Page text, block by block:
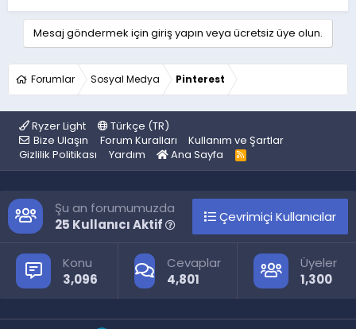
Mesaj göndermek için giriş yapın veya ücretsiz üye olun.
Forumlar Sosyal Medya Pinterest
Ryzer Light
Türkçe (TR)
Bize Ulaşın
Forum Kuralları
Kullanım ve Şartlar
Gizlilik Politikası
Yardım Ana Sayfa
R
S
Şu an forumumuzda
25 Kullanıcı Aktif
Çevrimiçi Kullanıcılar
Konu
3,096
Cevaplar
4,801
Üyeler
1,300